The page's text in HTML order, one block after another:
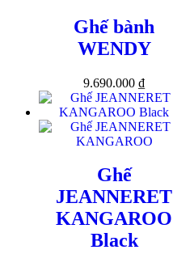
Ghế bành
WENDY
9.690.000 ₫
Ghế
JEANNERET
KANGAROO
Black